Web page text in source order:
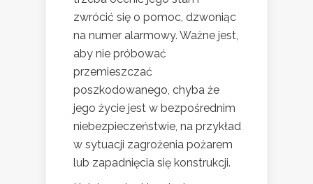
zwrócić się o pomoc, dzwoniąc
na numer alarmowy. Ważne jest,
aby nie próbować
przemieszczać
poszkodowanego, chyba że
jego życie jest w bezpośrednim
niebezpieczeństwie, na przykład
w sytuacji zagrożenia pożarem
lub zapadnięcia się konstrukcji.